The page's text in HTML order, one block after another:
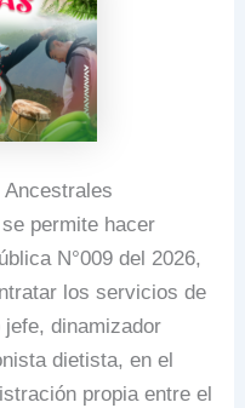
Ancestrales
permite hacer
N°009 del 2026,
los servicios de
dinamizador
dietista, en el
propia entre el